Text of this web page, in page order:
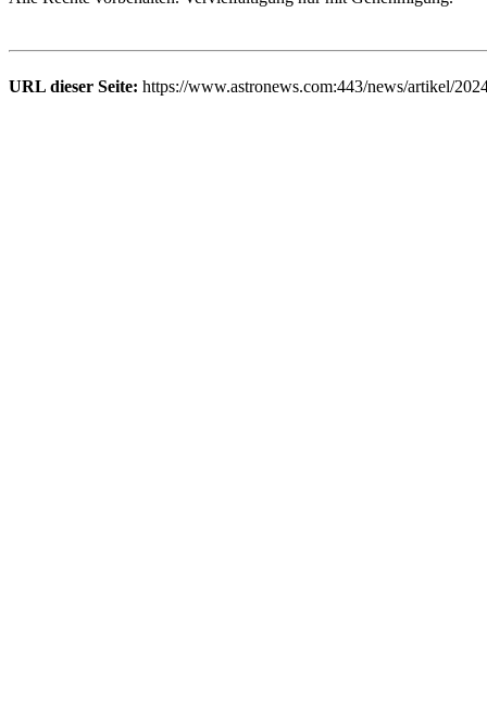
URL dieser Seite: https://www.astronews.com:443/news/artikel/